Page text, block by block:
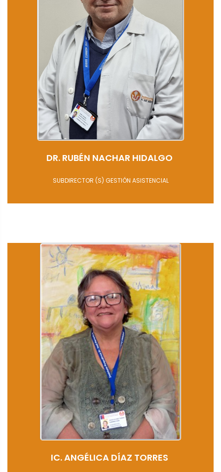
DR. RUBÉN NACHAR HIDALGO
SUBDIRECTOR (S) GESTIÓN ASISTENCIAL
IC. ANGÉLICA DÍAZ TORRES